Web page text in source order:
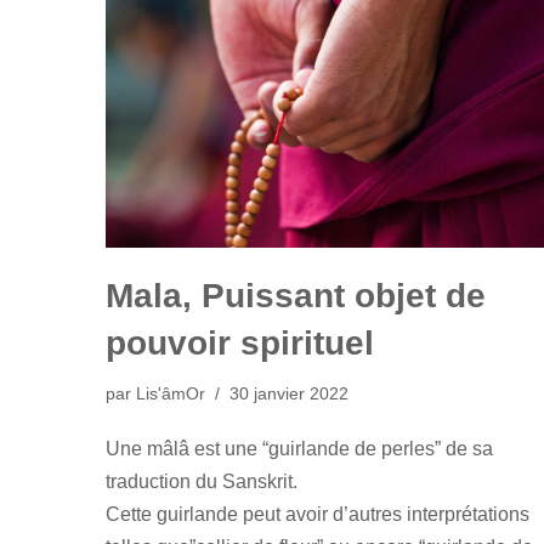
Mala, Puissant objet de
pouvoir spirituel
par Lis'âmOr 30 janvier 2022
Une mâlâ est une “guirlande de perles” de sa
traduction du Sanskrit.
Cette guirlande peut avoir d’autres interprétations